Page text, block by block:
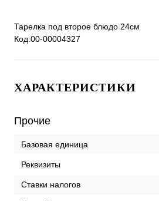
Тарелка под второе блюдо 24см
Код:00-00004327
ХАРАКТЕРИСТИКИ
Прочие
Базовая единица
Реквизиты
Ставки налогов